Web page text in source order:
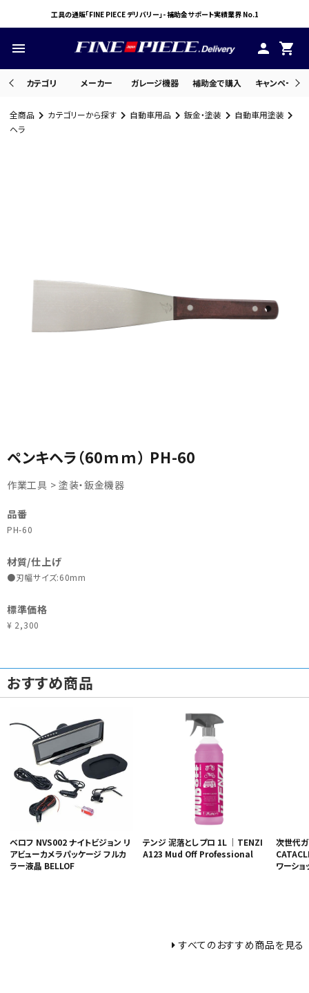
工具の通販「FINE PIECE デリバリー」- 補助金サポート実績業界 No.1
menu person shopping_cart
カテゴリ メーカー ガレージ機器 補助金で購入 キャンペーン
メーカーから選ぶ
補助金で購入
全商品 カテゴリーから探す 自動車用品 鈑金・塗装
自動車用塗装
ヘラ
ペンキヘラ（60ｍｍ） PH-60
作業工具 > 塗装・鈑金機器
品番
PH-60
材質/仕上げ
●刃幅サイズ:60mm
標準価格
¥ 2,300
おすすめ商品
ベロフ NVS002 ナイトビジョン リ
アビューカメラパッケージ フルカ
ラー液晶 BELLOF
テンジ 泥落としプロ 1L ｜TENZI
A123 Mud Off Professional
次世代
ワーシ
すべてのおすすめ商品を見る